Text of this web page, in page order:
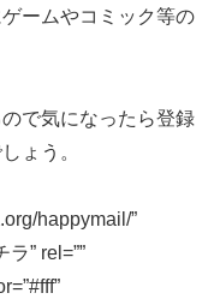
ームやコミック等の
で気になったら登録
ょう。
happymail/”
” rel=””